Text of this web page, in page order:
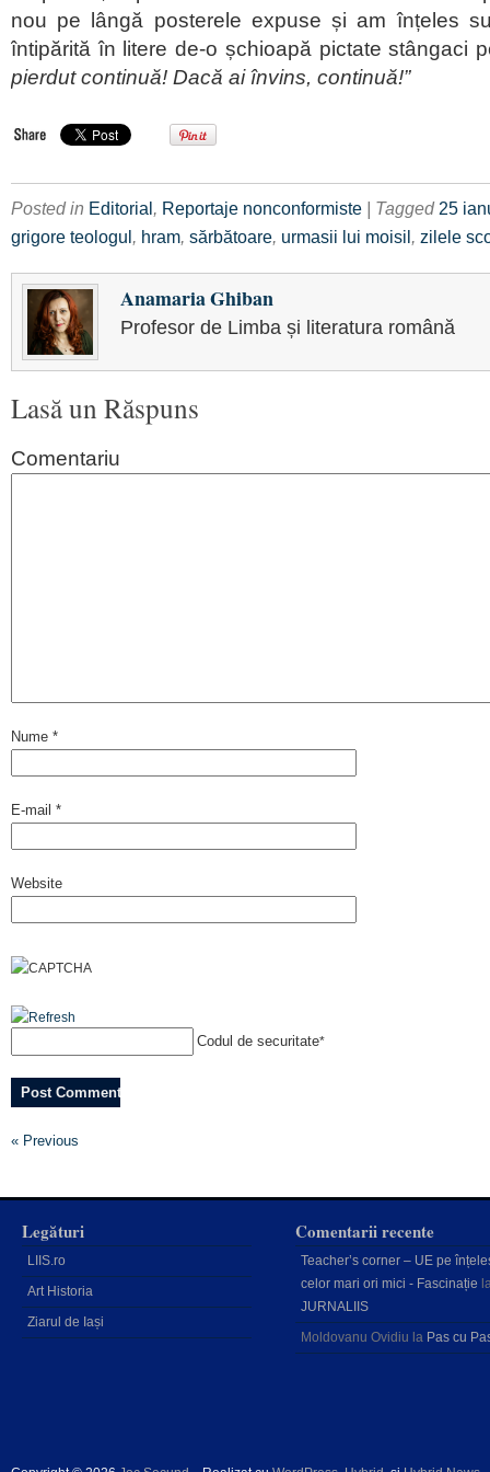
nou pe lângă posterele expuse și am înțeles
întipărită în litere de-o șchioapă pictate stângaci
pierdut continuă! Dacă ai învins, continuă!”
Posted in Editorial, Reportaje nonconformiste | Tagged 25
grigore teologul, hram, sărbătoare, urmasii lui moisil, zilele
Anamaria Ghiban
Profesor de Limba și literatura română
Lasă un Răspuns
Comentariu
Nume *
E-mail *
Website
Codul de securitate*
« Previous
Legături
LIIS.ro
Art Historia
Ziarul de Iași
Comentarii recente
Teacher’s corner – UE pe
celor mari ori mici - Fascinație
JURNALIIS
Moldovanu Ovidiu la Pas cu